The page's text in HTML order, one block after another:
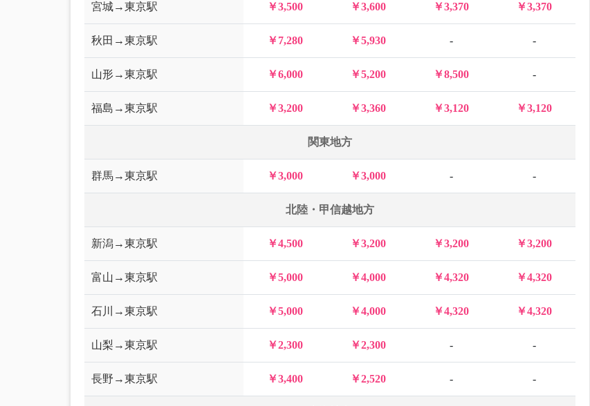
宮城→東京駅 ￥3,500 ￥3,600 ￥3,370 ￥3,370
秋田→東京駅 ￥7,280 ￥5,930 - -
山形→東京駅 ￥6,000 ￥5,200 ￥8,500 -
福島→東京駅 ￥3,200 ￥3,360 ￥3,120 ￥3,120
関東地方
群馬→東京駅 ￥3,000 ￥3,000 - -
北陸・甲信越地方
新潟→東京駅 ￥4,500 ￥3,200 ￥3,200 ￥3,200
富山→東京駅 ￥5,000 ￥4,000 ￥4,320 ￥4,320
石川→東京駅 ￥5,000 ￥4,000 ￥4,320 ￥4,320
山梨→東京駅 ￥2,300 ￥2,300 - -
長野→東京駅 ￥3,400 ￥2,520 - -